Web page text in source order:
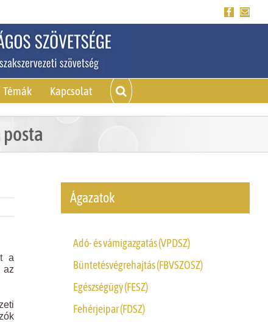
Facebook
Témák Kapcsolat
a
az
Ágazatok
Adó- és vámigazgatás (VPDSZ)
Büntetésvégrehajtás (FBVSZOSZ)
Egészségügy (FESZ)
Fehérjeipar (FDSZ)